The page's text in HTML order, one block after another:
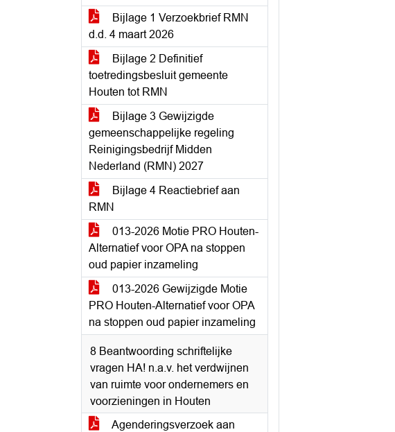
Bijlage 1 Verzoekbrief RMN
d.d. 4 maart 2026
Bijlage 2 Definitief
toetredingsbesluit gemeente
Houten tot RMN
Bijlage 3 Gewijzigde
gemeenschappelijke regeling
Reinigingsbedrijf Midden
Nederland (RMN) 2027
Bijlage 4 Reactiebrief aan
RMN
013-2026 Motie PRO Houten-
Alternatief voor OPA na stoppen
oud papier inzameling
013-2026 Gewijzigde Motie
PRO Houten-Alternatief voor OPA
na stoppen oud papier inzameling
8 Beantwoording schriftelijke
vragen HA! n.a.v. het verdwijnen
van ruimte voor ondernemers en
voorzieningen in Houten
Agenderingsverzoek aan